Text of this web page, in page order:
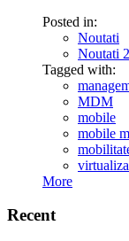
Posted in:
Noutati
Noutati
Tagged with:
MDM
mobile
mobile
More
Recent